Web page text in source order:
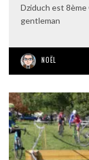
Dziduch est
gentleman
NOËL